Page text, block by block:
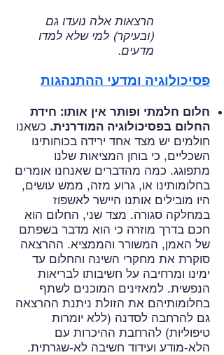
הרצאות אלה נועדו גם
(ובעיקר) למי שלא למדו
מדעים.
פסיכולוגיה ומדעי ההתנהגות
חלום חלמתי ופותר אין אותו: חידת
החלום בפסיכולוגיה המודרנית. כשאנו
חולמים יש מצד אחד ירידה בכוחותינו
השכליים, כי בוחן המציאות שלנו
מתפוגג. כמה מהדברים שאנחנו אומרים
בחלומותינו או, גרוע מזה, ממש עושים,
היו מובילים אותנו היישר לאשפוז
במחלקה סגורה. מצד שני, החלום הוא
חכם בדרך מוזרה כי הוא מדבר בשפתם
של האמן, המשורר והממציא. ההרצאה
סוקרת את מחקרי השינה והחלום עד
ימינו ומרחיבה על חשיבותו לבריאות
הנפשית. למאזינים המוכנים לשתף
בחלומותיהם את הזולת ניתנת ההרצאה
גם להרחבה לסדנה (ללא יומרות
טיפוליות) להרחבת ההיכרות עם
הלא-מודע ועידוד חשיבה לא-שגרתית.